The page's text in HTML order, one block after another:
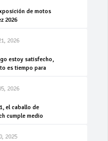
de motos
2026
2026
estoy satisfecho,
es tiempo para
2026
el caballo de
cumple medio
2025